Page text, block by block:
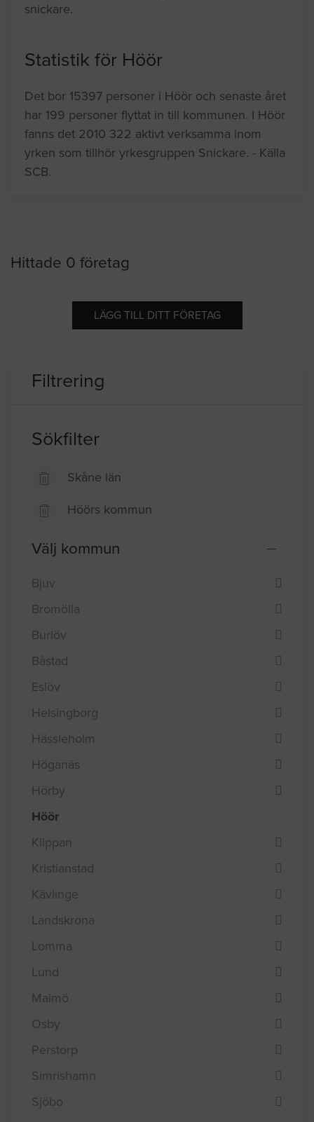
snickare.
Statistik för Höör
Det bor 15397 personer i Höör och senaste året
har 199 personer flyttat in till kommunen. I Höör
fanns det 2010 322 aktivt verksamma inom
yrken som tillhör yrkesgruppen Snickare. - Källa
SCB.
Hittade 0 företag
LÄGG TILL DITT FÖRETAG
Filtrering
Sökfilter
Skåne län
Höörs kommun
Välj kommun
Bjuv
Bromölla
Burlöv
Båstad
Eslöv
Helsingborg
Hässleholm
Höganäs
Hörby
Höör
Klippan
Kristianstad
Kävlinge
Landskrona
Lomma
Lund
Malmö
Osby
Perstorp
Simrishamn
Sjöbo